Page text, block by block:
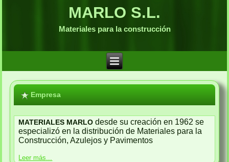
MARLO S.L.
Materiales para la construcción
Empresa
MATERIALES MARLO desde su creación en 1962 se
especializó en la distribución de Materiales para la
Construcción, Azulejos y Pavimentos
Leer más...